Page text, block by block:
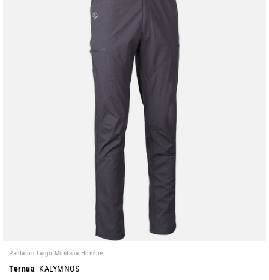
Pantalón Largo Montaña Hombre
Ternua KALYMNOS